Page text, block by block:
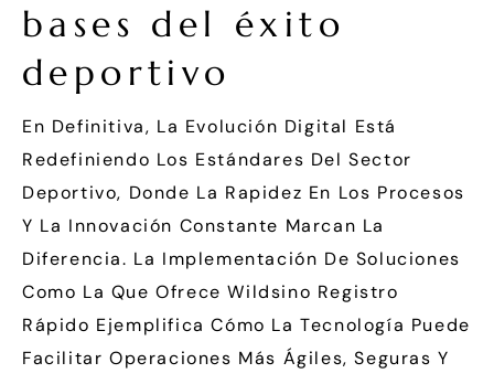
bases del éxito
deportivo
En Definitiva, La Evolución Digital Está
Redefiniendo Los Estándares Del Sector
Deportivo, Donde La Rapidez En Los Procesos
Y La Innovación Constante Marcan La
Diferencia. La Implementación De Soluciones
Como La Que Ofrece Wildsino Registro
Rápido Ejemplifica Cómo La Tecnología Puede
Facilitar Operaciones Más Ágiles, Seguras Y